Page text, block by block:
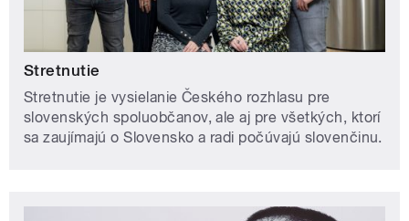
Stretnutie
Stretnutie je vysielanie Českého rozhlasu pre
slovenských spoluobčanov, ale aj pre všetkých, ktorí
sa zaujímajú o Slovensko a radi počúvajú slovenčinu.